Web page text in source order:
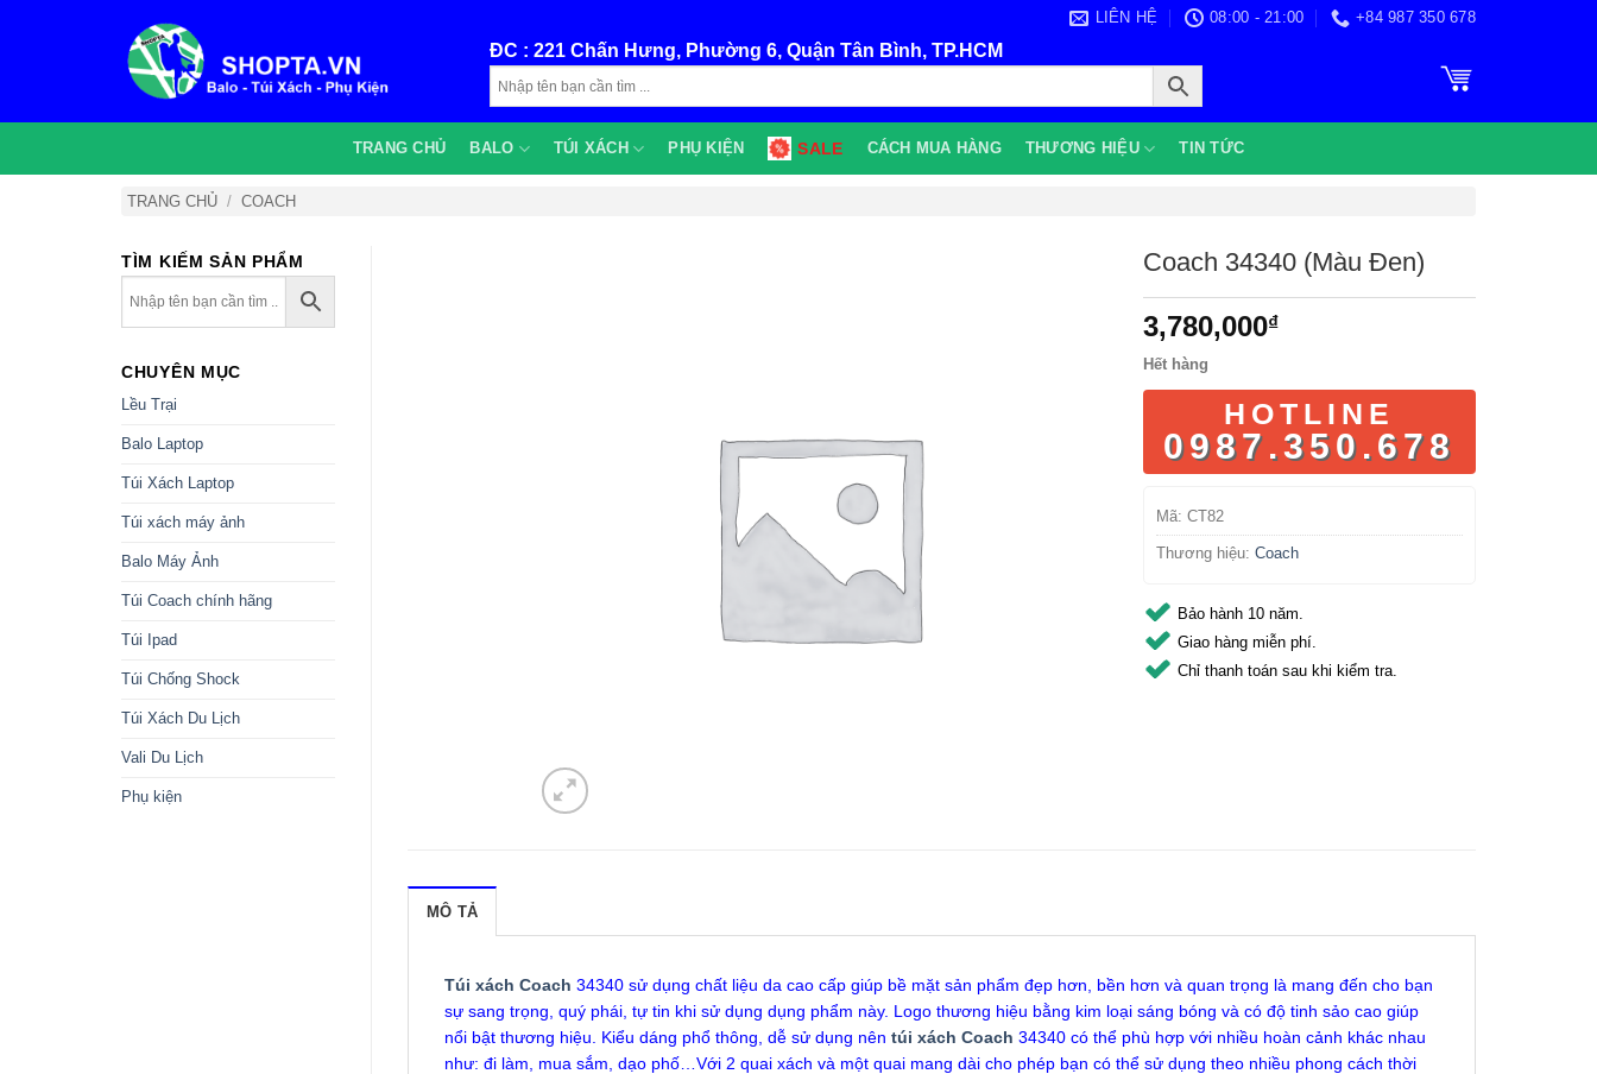
LIÊN HỆ 08:00 - 21:00 +84 987 350 678
ĐC : 221 Chấn Hưng, Phường 6, Quận Tân Bình, TP.HCM
TRANG CHỦ BALO TÚI XÁCH PHỤ KIỆN SALE CÁCH MUA HÀNG THƯƠNG HIỆU TIN TỨC
TRANG CHỦ / COACH
TÌM KIẾM SẢN PHẨM
CHUYÊN MỤC
Lều Trại
Balo Laptop
Túi Xách Laptop
Túi xách máy ảnh
Balo Máy Ảnh
Túi Coach chính hãng
Túi Ipad
Túi Chống Shock
Túi Xách Du Lịch
Vali Du Lịch
Phụ kiện
Coach 34340 (Màu Đen)
3,780,000₫
Hết hàng
HOTLINE
0987.350.678
Mã:CT82
Thương hiệu:Coach
Bảo hành 10 năm.
Giao hàng miễn phí.
Chỉ thanh toán sau khi kiểm tra.
MÔ TẢ
Túi xách Coach 34340 sử dụng chất liệu da cao cấp giúp bề mặt sản phẩm đẹp hơn, bền hơn và quan trọng là mang đến cho bạn
sự sang trọng, quý phái, tự tin khi sử dụng dụng phẩm này. Logo thương hiệu bằng kim loại sáng bóng và có độ tinh sảo cao giúp
nổi bật thương hiệu. Kiểu dáng phổ thông, dễ sử dụng nên túi xách Coach 34340 có thể phù hợp với nhiều hoàn cảnh khác nhau
như: đi làm, mua sắm, dạo phố…Với 2 quai xách và một quai mang dài cho phép bạn có thể sử dụng theo nhiều phong cách thời